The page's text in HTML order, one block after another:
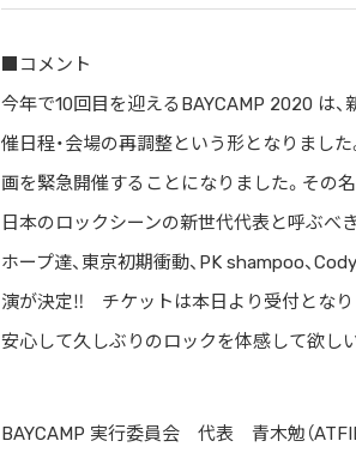
■コメント
今年で10回目を迎えるBAYCAMP 2020 は
催日程・会場の再調整という形となりまし
画を緊急開催することになりました。その
日本のロックシーンの新世代代表と呼ぶべ
ホープ達、東京初期衝動、PK shampoo、
演が決定‼︎ チケットは本日より受付となり
安心して久しぶりのロックを体感して欲し
BAYCAMP 実行委員会 代表 青木勉（